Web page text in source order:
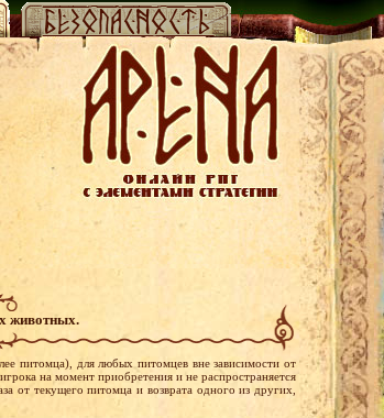
животных.
питомца), для любых питомцев вне зависимости от
на момент приобретения и не распространяется
от текущего питомца и возврата одного из других,